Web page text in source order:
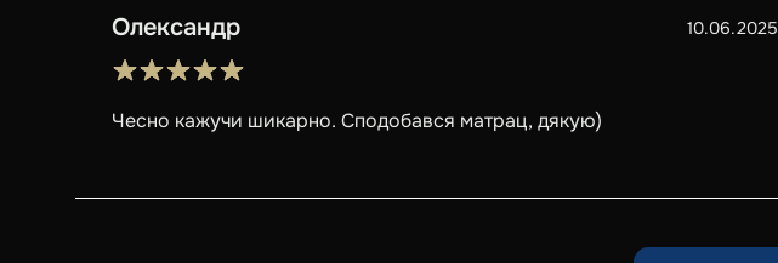
Олександр 10.06.2025
Чесно кажучи шикарно. Сподобався матрац, дякую)